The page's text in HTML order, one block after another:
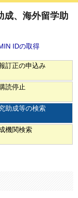
成、海外留学助
IDの取得
訂正の申込み
読停止
助成等の検索
機関検索